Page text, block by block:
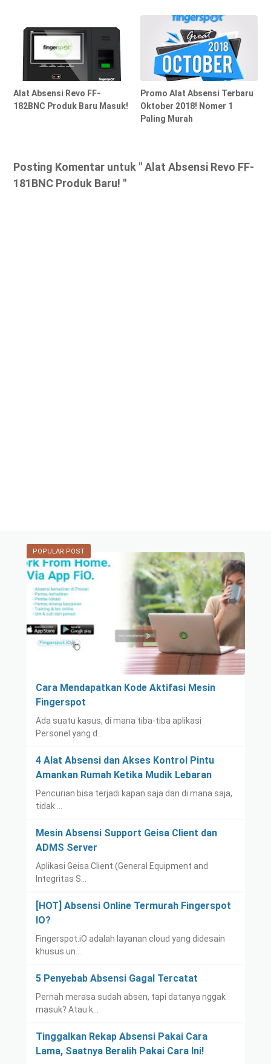
Alat Absensi Revo FF-
182BNC Produk Baru Masuk!
Promo Alat Absensi Terbaru
Oktober 2018! Nomer 1
Paling Murah
Posting Komentar untuk " Alat Absensi Revo FF-
181BNC Produk Baru! "
POPULAR POST
Cara Mendapatkan Kode Aktifasi Mesin
Fingerspot
Ada suatu kasus, di mana tiba-tiba aplikasi
Personel yang d…
4 Alat Absensi dan Akses Kontrol Pintu
Amankan Rumah Ketika Mudik Lebaran
Pencurian bisa terjadi kapan saja dan di mana saja,
tidak …
Mesin Absensi Support Geisa Client dan
ADMS Server
Aplikasi Geisa Client (General Equipment and
Integritas S…
[HOT] Absensi Online Termurah Fingerspot
IO?
Fingerspot.iO adalah layanan cloud yang didesain
khusus un…
5 Penyebab Absensi Gagal Tercatat
Pernah merasa sudah absen, tapi datanya nggak
masuk? Atau k…
Tinggalkan Rekap Absensi Pakai Cara
Lama, Saatnya Beralih Pakai Cara Ini!